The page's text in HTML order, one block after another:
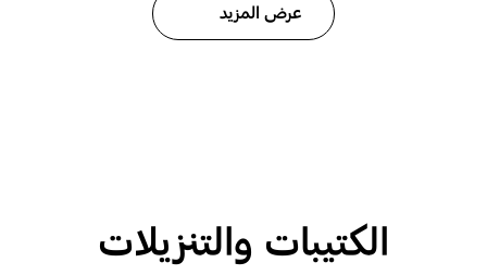
عرض المزيد
الكتيبات والتنزيلات